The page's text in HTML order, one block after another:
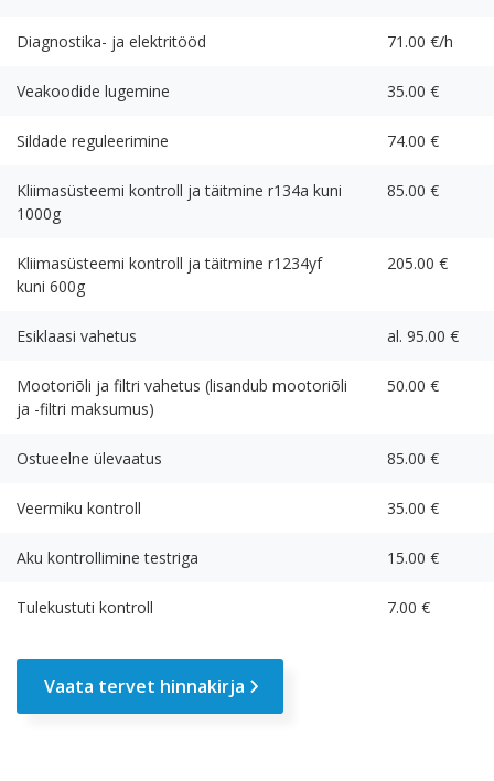
Diagnostika- ja elektritööd 71.00 €/h
Veakoodide lugemine 35.00 €
Sildade reguleerimine 74.00 €
Kliimasüsteemi kontroll ja täitmine r134a kuni
1000g
85.00 €
Kliimasüsteemi kontroll ja täitmine r1234yf
kuni 600g
205.00 €
Esiklaasi vahetus al. 95.00 €
Mootoriõli ja filtri vahetus (lisandub mootoriõli
ja -filtri maksumus)
50.00 €
Ostueelne ülevaatus 85.00 €
Veermiku kontroll 35.00 €
Aku kontrollimine testriga 15.00 €
Tulekustuti kontroll 7.00 €
Vaata tervet hinnakirja